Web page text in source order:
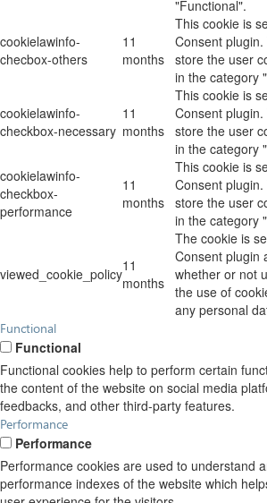
"Functional".
cookielawinfo-
checbox-others
11
months
This cookie is
Consent
store the user
in the category
cookielawinfo-
checkbox-necessary
11
months
This cookie is
Consent
store the user
in the category
cookielawinfo-
checkbox-
performance
11
months
This cookie is
Consent
store the user
in the category
viewed_cookie_policy11
months
The cookie is
Consent plugin
whether or not
the use of
any personal
Functional
Functional
Functional cookies help to perform certain
the content of the website on social media
feedbacks, and other third-party features.
Performance
Performance
Performance cookies are used to understand
performance indexes of the website which